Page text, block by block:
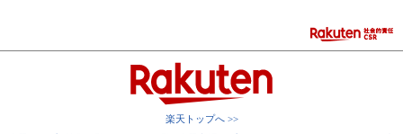
楽天トップへ >>